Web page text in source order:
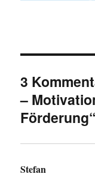
3
–
Förderung“
Stefan